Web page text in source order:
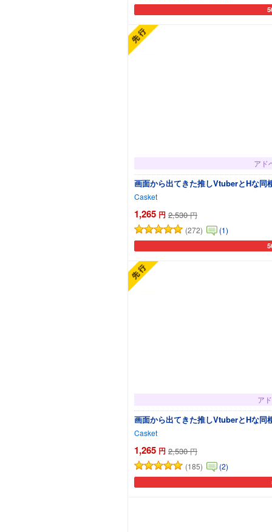
カ
アド
画面から出てきた推しVtuberとHな同
Casket
1,265 円 2,530 円
(272)
(1)
カ
ア
画面から出てきた推しVtuberとHな同
Casket
1,265 円 2,530 円
(185)
(2)